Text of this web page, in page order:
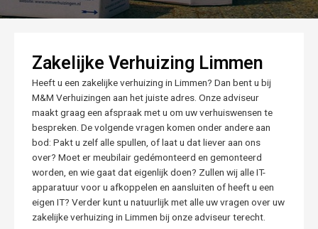
Zakelijke Verhuizing Limmen
Heeft u een zakelijke verhuizing in Limmen? Dan bent u bij
M&M Verhuizingen aan het juiste adres. Onze adviseur
maakt graag een afspraak met u om uw verhuiswensen te
bespreken. De volgende vragen komen onder andere aan
bod: Pakt u zelf alle spullen, of laat u dat liever aan ons
over? Moet er meubilair gedémonteerd en gemonteerd
worden, en wie gaat dat eigenlijk doen? Zullen wij alle IT-
apparatuur voor u afkoppelen en aansluiten of heeft u een
eigen IT? Verder kunt u natuurlijk met alle uw vragen over uw
zakelijke verhuizing in Limmen bij onze adviseur terecht.